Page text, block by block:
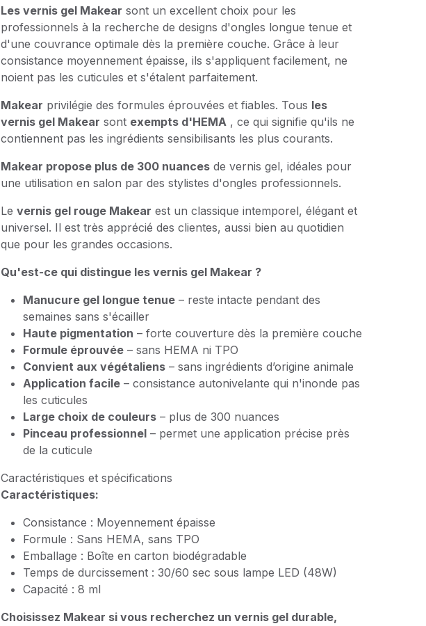
Les vernis gel Makear sont un excellent choix pour les
professionnels à la recherche de designs d'ongles longue tenue et
d'une couvrance optimale dès la première couche. Grâce à leur
consistance moyennement épaisse, ils s'appliquent facilement, ne
noient pas les cuticules et s'étalent parfaitement.
Makear privilégie des formules éprouvées et fiables. Tous les
vernis gel Makear sont exempts d'HEMA , ce qui signifie qu'ils ne
contiennent pas les ingrédients sensibilisants les plus courants.
Makear propose plus de 300 nuances de vernis gel, idéales pour
une utilisation en salon par des stylistes d'ongles professionnels.
Le vernis gel rouge Makear est un classique intemporel, élégant et
universel. Il est très apprécié des clientes, aussi bien au quotidien
que pour les grandes occasions.
Qu'est-ce qui distingue les vernis gel Makear ?
Manucure gel longue tenue – reste intacte pendant des
semaines sans s'écailler
Haute pigmentation – forte couverture dès la première couche
Formule éprouvée – sans HEMA ni TPO
Convient aux végétaliens – sans ingrédients d’origine animale
Application facile – consistance autonivelante qui n'inonde pas
les cuticules
Large choix de couleurs – plus de 300 nuances
Pinceau professionnel – permet une application précise près
de la cuticule
Caractéristiques et spécifications
Caractéristiques:
Consistance : Moyennement épaisse
Formule : Sans HEMA, sans TPO
Emballage : Boîte en carton biodégradable
Temps de durcissement : 30/60 sec sous lampe LED (48W)
Capacité : 8 ml
Choisissez Makear si vous recherchez un vernis gel durable,